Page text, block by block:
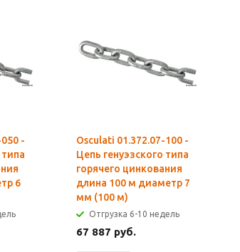
-
6
Osculati 01.372.07-100 -
Цепь генуэзского типа
горячего цинкования
длина 100 м диаметр 7
мм (100 м)
Отгрузка 6-10 недель
67 887 руб.